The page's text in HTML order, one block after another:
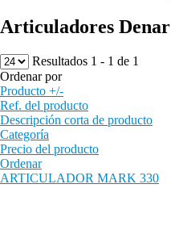
Articuladores Denar
Resultados 1 - 1 de 1
Ordenar por
Producto +/-
Ref. del producto
Descripción corta de producto
Categoría
Precio del producto
Ordenar
ARTICULADOR MARK 330